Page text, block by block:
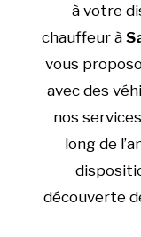
à votre
chauffeur à
vous
avec des
nos
long de
découverte